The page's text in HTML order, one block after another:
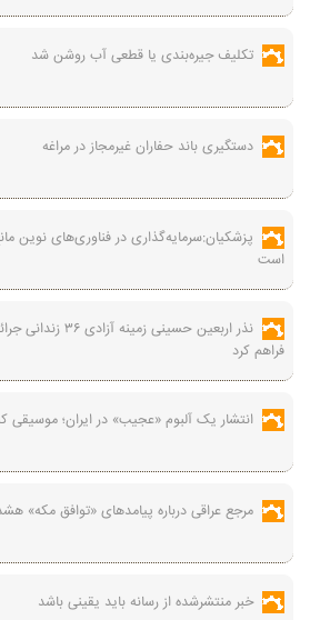
تکلیف جیره‌بندی یا قطعی آب روشن شد
دستگیری باند حفاران غیرمجاز در مراغه
پزشکیان:سرمایه‌گذاری در فناوری‌های نوین
است
نذر اربعین حسینی
فراهم کرد
انتشار یک آلبوم «عجیب» در ایران؛ موسیقی
مرجع عراقی درباره پیامدهای «توافق مکه»
خبر منتشرشده از رسانه باید یقینی باشد